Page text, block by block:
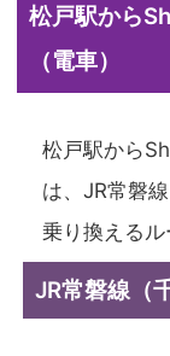
松戸駅から
（電車）
松戸駅から
は、JR常磐
乗り換えるル
JR常磐線（